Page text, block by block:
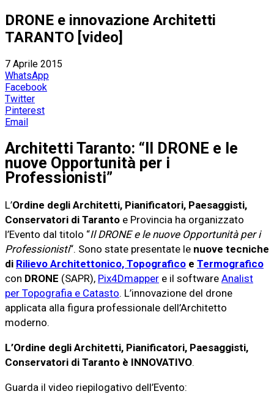
DRONE e innovazione Architetti
TARANTO [video]
7 Aprile 2015
WhatsApp
Facebook
Twitter
Pinterest
Email
Architetti Taranto: “Il DRONE e le
nuove Opportunità per i
Professionisti”
L’Ordine degli Architetti, Pianificatori, Paesaggisti,
Conservatori di Taranto e Provincia ha organizzato
l’Evento dal titolo “Il DRONE e le nuove Opportunità per i
Professionisti“. Sono state presentate le nuove tecniche
di Rilievo Architettonico, Topografico e Termografico
con DRONE (SAPR), Pix4Dmapper e il software Analist
per Topografia e Catasto. L’innovazione del drone
applicata alla figura professionale dell’Architetto
moderno.
L’Ordine degli Architetti, Pianificatori, Paesaggisti,
Conservatori di Taranto è INNOVATIVO.
Guarda il video riepilogativo dell’Evento: